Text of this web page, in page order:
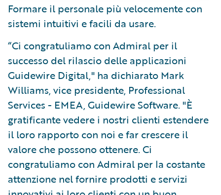
Formare il personale più velocemente con
sistemi intuitivi e facili da usare.
“Ci congratuliamo con Admiral per il
successo del rilascio delle applicazioni
Guidewire Digital," ha dichiarato Mark
Williams, vice presidente, Professional
Services - EMEA, Guidewire Software. "È
gratificante vedere i nostri clienti estendere
il loro rapporto con noi e far crescere il
valore che possono ottenere. Ci
congratuliamo con Admiral per la costante
attenzione nel fornire prodotti e servizi